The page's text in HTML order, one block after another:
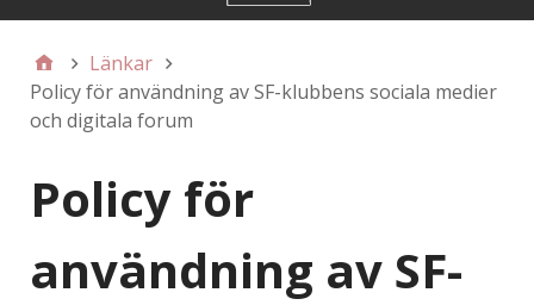
Länkar
Policy för användning av SF-klubbens sociala medier
och digitala forum
Policy för
användning av SF-